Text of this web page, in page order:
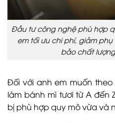
Đầu tư công nghệ phù hợp
em tối ưu chi phí, giảm
bảo chất
Đối với anh em muốn
làm bánh mì tươi từ A đến
bị phù hợp quy mô vừa và